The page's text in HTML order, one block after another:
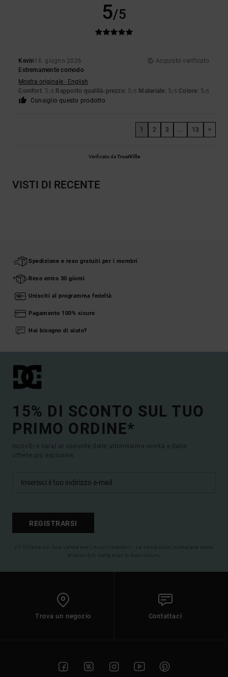
5/5
Kevin16. giugno 2026
Acquisto verificato
Estremamente comodo
Mostra originale - English
Comfort: 5 /5 Rapporto qualità-prezzo: 5 /5 Materiale: 5/5 Colore: 5/5
Consiglio questo prodotto
1 2 3 ... 13 >
Verificato daTrustVille
VISTI DI RECENTE
Spedizione e reso gratuiti per i membri
Reso entro 30 giorni
Unisciti al programma fedeltà
Pagamento 100% sicuro
Hai bisogno di aiuto?
15% DI SCONTO SUL TUO
PRIMO ORDINE*
Iscriviti e sarai al corrente delle ultimissime novità e delle
offerte più esclusive.
REGISTRARSI
(*) Offerta on-line valida per i nuovi membri - Le condizioni complete sono
disponibili nella mail di benvenuto
Trova un negozio Contattaci